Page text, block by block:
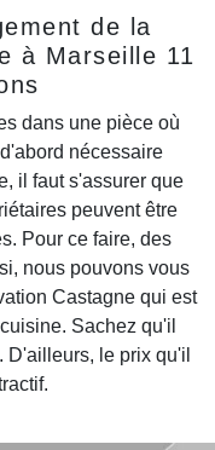
de la
à Marseille 11
dans une pièce où
nécessaire
il faut s'assurer que
peuvent être
Pour ce faire, des
nous pouvons vous
Castagne qui est
Sachez qu'il
le prix qu'il